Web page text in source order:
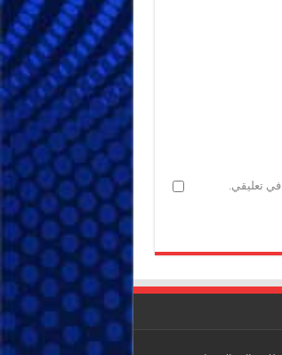
في تعليقي.